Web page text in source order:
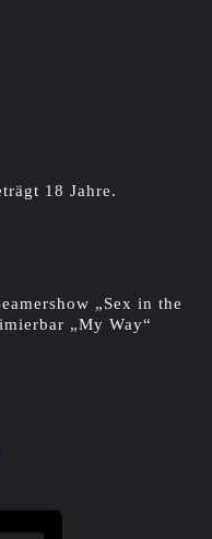
18 Jahre.
„Sex in the
„My Way“